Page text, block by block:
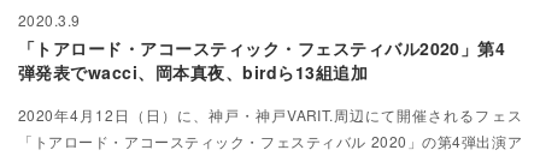
2020.3.9
「トアロード・アコースティック・フェスティバル2020」第4
弾発表でwacci、岡本真夜、birdら13組追加
2020年4月12日（日）に、神戸・神戸VARIT.周辺にて開催されるフェス
「トアロード・アコースティック・フェスティバル 2020」の第4弾出演ア